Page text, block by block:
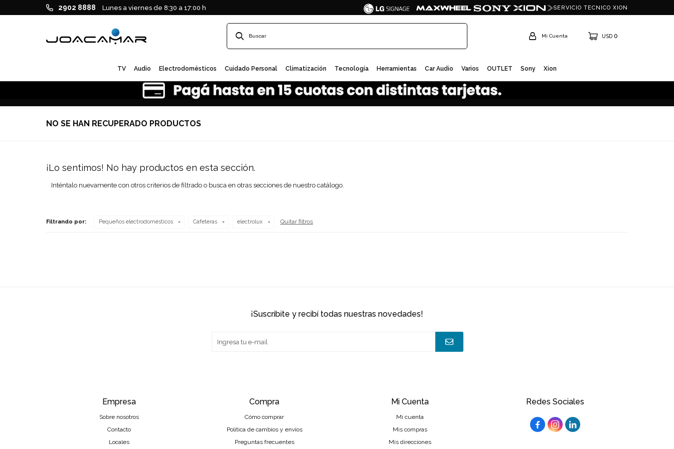
TV Audio Electrodomésticos Cuidado Personal Climatización Tecnología Herramientas Car Audio Varios OUTLET Sony Xion
USD 0
2902 8888 Lunes a viernes de 8:30 a 17:00 h SERVICIO TECNICO XION
NO SE HAN RECUPERADO PRODUCTOS
¡Lo sentimos! No hay productos en esta sección.
Inténtalo nuevamente con otros criterios de filtrado o busca en otras secciones de nuestro catálogo.
Filtrando por: Pequeños electrodomésticos Cafeteras electrolux Quitar filtros
Redes Sociales
  
Empresa
Sobre nosotros
Contacto
Locales
Compra
Cómo comprar
Política de cambios y envíos
Preguntas frecuentes
Mi Cuenta
Mi cuenta
Mis compras
Mis direcciones
¡suscribite y recibí todas nuestras novedades!